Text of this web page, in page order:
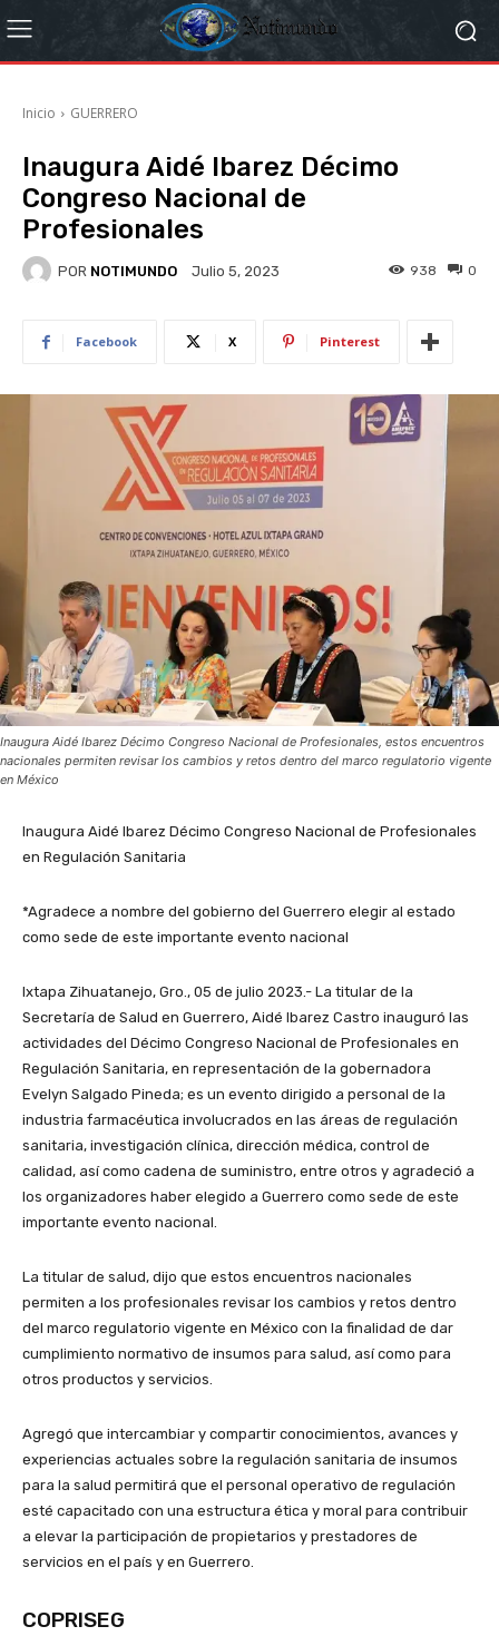
Inicio GUERRERO
Inaugura Aidé Ibarez Décimo
Congreso Nacional de
Profesionales
POR NOTIMUNDO Julio 5, 2023 0
938
Facebook X Pinterest
Inaugura Aidé Ibarez Décimo Congreso Nacional de Profesionales, estos encuentros
nacionales permiten revisar los cambios y retos dentro del marco regulatorio vigente
en México
Inaugura Aidé Ibarez Décimo Congreso Nacional de Profesionales
en Regulación Sanitaria
*Agradece a nombre del gobierno del Guerrero elegir al estado
como sede de este importante evento nacional
Ixtapa Zihuatanejo, Gro., 05 de julio 2023.- La titular de la
Secretaría de Salud en Guerrero, Aidé Ibarez Castro inauguró las
actividades del Décimo Congreso Nacional de Profesionales en
Regulación Sanitaria, en representación de la gobernadora
Evelyn Salgado Pineda; es un evento dirigido a personal de la
industria farmacéutica involucrados en las áreas de regulación
sanitaria, investigación clínica, dirección médica, control de
calidad, así como cadena de suministro, entre otros y agradeció a
los organizadores haber elegido a Guerrero como sede de este
importante evento nacional.
La titular de salud, dijo que estos encuentros nacionales
permiten a los profesionales revisar los cambios y retos dentro
del marco regulatorio vigente en México con la finalidad de dar
cumplimiento normativo de insumos para salud, así como para
otros productos y servicios.
Agregó que intercambiar y compartir conocimientos, avances y
experiencias actuales sobre la regulación sanitaria de insumos
para la salud permitirá que el personal operativo de regulación
esté capacitado con una estructura ética y moral para contribuir
a elevar la participación de propietarios y prestadores de
servicios en el país y en Guerrero.
COPRISEG